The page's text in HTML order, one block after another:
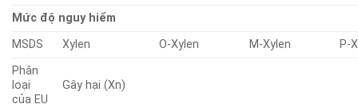
Mức độ nguy hiểm
MSDS
Xylen O-Xylen M-Xylen
P-
Phân
loại
của EU
Gây hại (Xn)